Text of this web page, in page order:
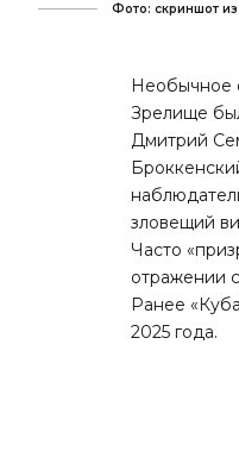
Фото: скриншот
Необычное
Зрелище
Дмитрий
зловещий
Часто
отражении
Ранее
2025 года.